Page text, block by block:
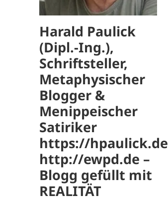
Harald Paulick
(Dipl.-Ing.),
Schriftsteller,
Metaphysischer
Blogger &
Menippeischer
Satiriker
https://hpaulick.de
http://ewpd.de –
Blogg gefüllt mit
REALITÄT